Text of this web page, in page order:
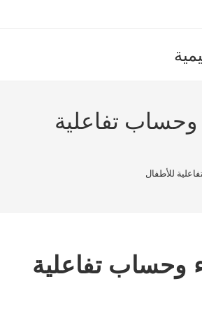
وحساب تفاعلية
للأطفال
وحساب تفاعلية